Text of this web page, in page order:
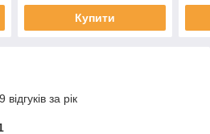
Купити
за рік